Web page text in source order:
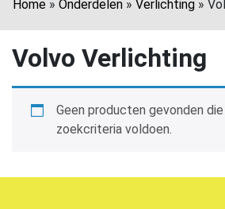
Home » Onderdelen » Verlichting »
Volvo Verlichting
Geen producten gevonden die
zoekcriteria voldoen.